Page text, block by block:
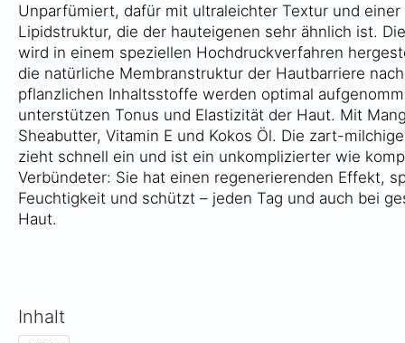
Unparfümiert, dafür mit ultraleichter Textur und einer
Lipidstruktur, die der hauteigenen sehr ähnlich ist.
wird in einem speziellen Hochdruckverfahren
die natürliche Membranstruktur der Hautbarriere
pflanzlichen Inhaltsstoffe werden optimal
unterstützen Tonus und Elastizität der Haut. Mit
Sheabutter, Vitamin E und Kokos Öl. Die zart-
zieht schnell ein und ist ein unkomplizierter wie
Verbündeter: Sie hat einen regenerierenden Effekt,
Feuchtigkeit und schützt – jeden Tag und auch bei
Haut.
Inhalt